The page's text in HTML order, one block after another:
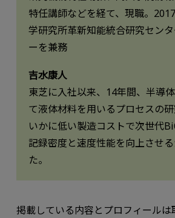
特任講師などを経て、現職。
学研究所革新知能統合研究セン
ーを兼務
吉水康人
東芝に入社以来、14年間、半導
て液体材料を用いるプロセスの研
いかに低い製造コストで次世代
記録密度と速度性能を向上させ
た。
掲載している内容とプロフィールは